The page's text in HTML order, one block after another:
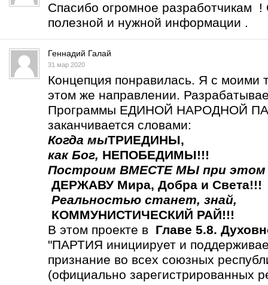
Спасибо огромное разработчикам
полезной и нужной информации .
Геннадий Галай
31 мар 2020
Концепция понравилась. Я с моими
этом же направлении.
Программы ЕДИНОЙ НАРОДНОЙ
заканчивается словами:
Когда мыТРИЕДИНЫ,
как Бог, НЕПОБЕДИМЫ!!!
Построим ВМЕСТЕ МЫ при этом
ДЕРЖАВУ Мира, Добра и Света!!!
Реальностью станет, знай,
КОММУНИСТИЧЕСКИЙ РАЙ!!!
В этом проекте в Главе 5.8.
"ПАРТИЯ инициирует и
признание во всех союзных
(официально зарегистрированных